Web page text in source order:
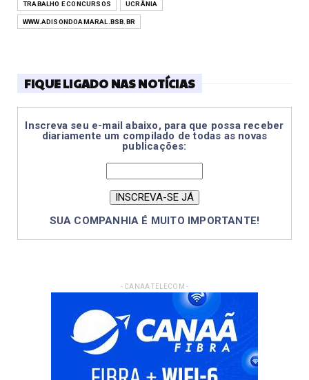
TRABALHO E CONCURSOS UCRÂNIA
WWW.ADISONDOAMARAL.BSB.BR
FIQUE LIGADO NAS NOTÍCIAS
Inscreva seu e-mail abaixo, para que possa receber
diariamente um compilado de todas as novas
publicações:
SUA COMPANHIA É MUITO IMPORTANTE!
- CANAA TELECOM -